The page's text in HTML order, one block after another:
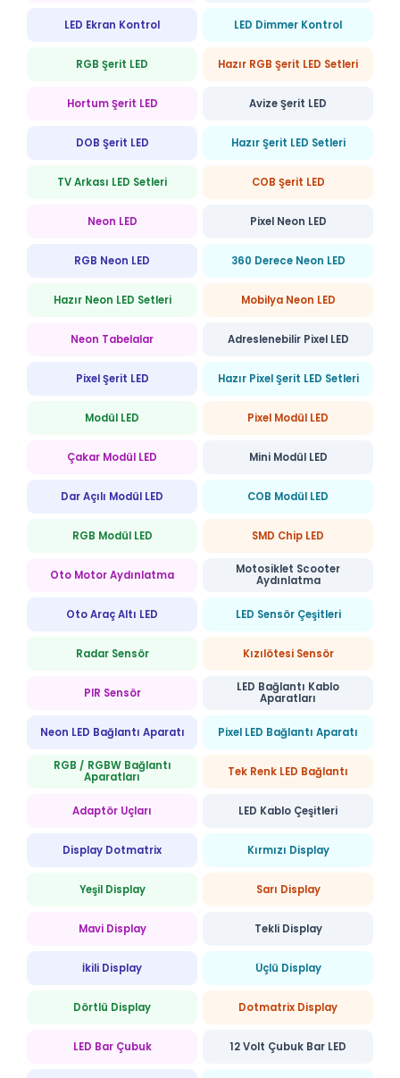
LED Ekran Kontrol LED Dimmer Kontrol
RGB Şerit LED Hazır RGB Şerit LED Setleri
Hortum Şerit LED Avize Şerit LED
DOB Şerit LED Hazır Şerit LED Setleri
TV Arkası LED Setleri COB Şerit LED
Neon LED Pixel Neon LED
RGB Neon LED 360 Derece Neon LED
Hazır Neon LED Setleri Mobilya Neon LED
Neon Tabelalar Adreslenebilir Pixel LED
Pixel Şerit LED Hazır Pixel Şerit LED Setleri
Modül LED Pixel Modül LED
Çakar Modül LED Mini Modül LED
Dar Açılı Modül LED COB Modül LED
RGB Modül LED SMD Chip LED
Oto Motor Aydınlatma
Motosiklet Scooter
Aydınlatma
Oto Araç Altı LED LED Sensör Çeşitleri
Radar Sensör Kızılötesi Sensör
PIR Sensör
LED Bağlantı Kablo
Aparatları
Neon LED Bağlantı Aparatı Pixel LED Bağlantı Aparatı
RGB / RGBW Bağlantı
Aparatları
Tek Renk LED Bağlantı
Adaptör Uçları LED Kablo Çeşitleri
Display Dotmatrix Kırmızı Display
Yeşil Display Sarı Display
Mavi Display Tekli Display
İkili Display Üçlü Display
Dörtlü Display Dotmatrix Display
LED Bar Çubuk 12 Volt Çubuk Bar LED